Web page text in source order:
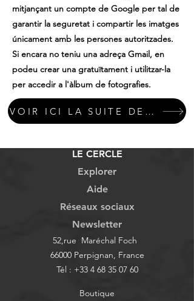
mitjançant un compte de Google per tal de
garantir la seguretat i compartir les imatges
únicament amb les persones autoritzades.
Si encara no teniu una adreça Gmail, en
podeu crear una gratuïtament i utilitzar-la
per accedir a l'àlbum de fotografies.
VOIR ICI LA SUITE DES PHOTOS
LE CERCLE
Explorer
Aide
Réseaux sociaux
Newsletter
52,rue Maréchal Foch
66000 Perpignan, France
Tél : +33 4 68 35 07 60
Boutique